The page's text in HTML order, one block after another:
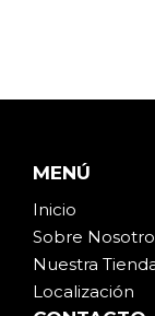
MENÚ
Inicio
Sobre Nosot
Nuestra
Localización